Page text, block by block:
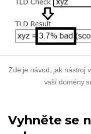
Zde je návod, jak nástroj
vaší domény
Vyhněte se